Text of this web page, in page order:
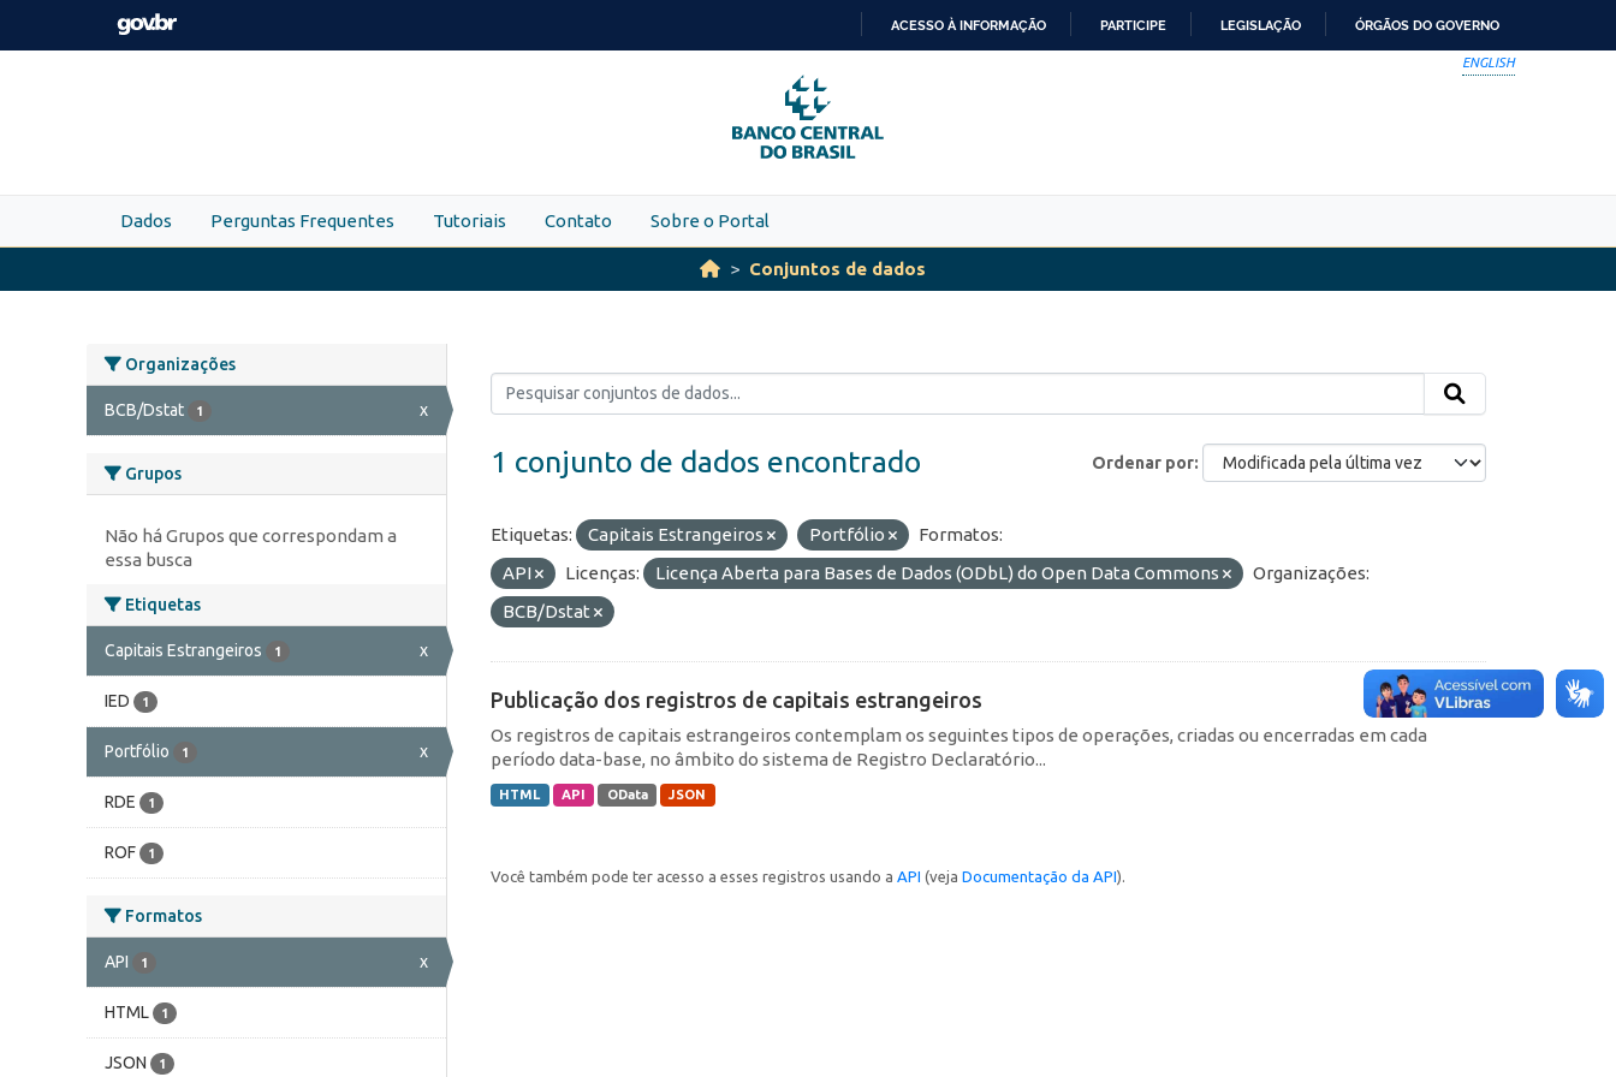
Skip to main content
PARA
O
CONTEÚDO
ACESSO À INFORMAÇÃO PARTICIPE LEGISLAÇÃO ÓRGÃOS DO GOVERNO
ENGLISH
Dados Perguntas Frequentes Tutoriais Contato Sobre o Portal
Conjuntos de dados
Organizações
BCB/Dstat 1 x
Grupos
Não há Grupos que correspondam a
essa busca
Etiquetas
Capitais Estrangeiros 1 x
IED 1
Portfólio 1 x
RDE 1
ROF 1
Formatos
API 1 x
HTML 1
JSON 1
Ordenar por
1 conjunto de dados encontrado
Etiquetas: Capitais Estrangeiros Portfólio
Formatos:
API
Licenças: Licença Aberta para Bases de Dados (ODbL) do Open Data Commons
Organizações:
BCB/Dstat
Publicação dos registros de capitais estrangeiros
Os registros de capitais estrangeiros contemplam os seguintes tipos de operações, criadas ou encerradas em cada
período data-base, no âmbito do sistema de Registro Declaratório...
HTML API OData JSON
Você também pode ter acesso a esses registros usando a API (veja Documentação da API).